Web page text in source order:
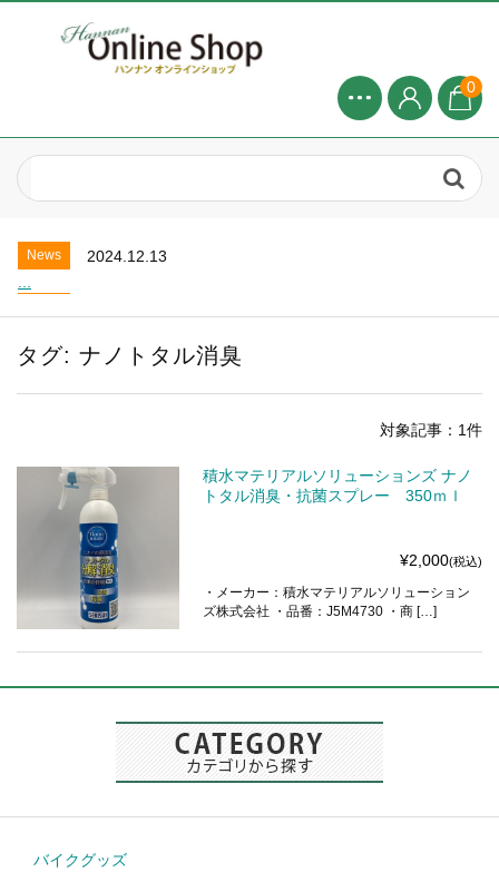
0
2025年 8月お盆休みについて...
News
2025.4.20
News
2024.12.13
News
2025.4.20
News
2024.8.1
2025年 8月お盆休みについて...
タグ: ナノトタル消臭
対象記事：1件
積水マテリアルソリューションズ ナノ
トタル消臭・抗菌スプレー 350ｍｌ
¥2,000(税込)
・メーカー：積水マテリアルソリューション
ズ株式会社 ・品番：J5M4730 ・商 […]
バイクグッズ